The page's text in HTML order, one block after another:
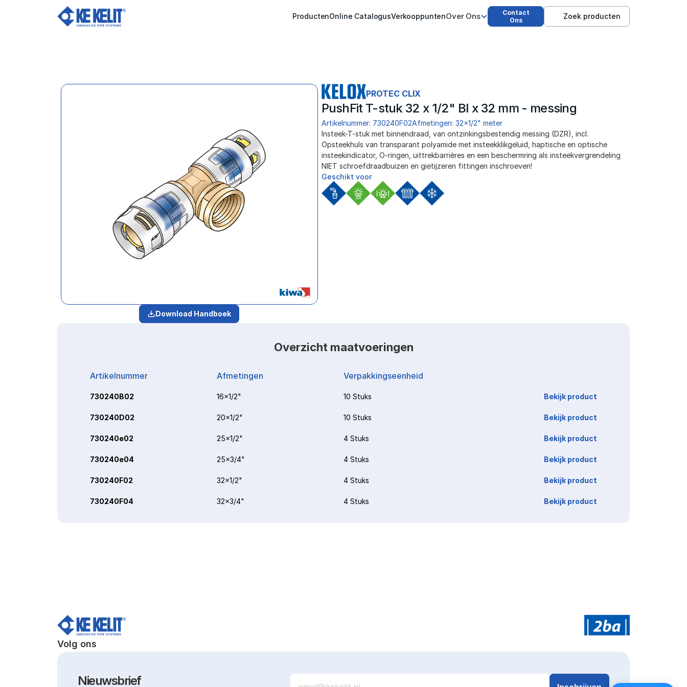
ProductenOnline CatalogusVerkooppuntenOver Ons
Contact
Ons
Zoek producten
Download Handboek
PROTEC CLIX
PushFit T-stuk 32 x 1/2" BI x 32 mm - messing
Artikelnummer: 730240F02Afmetingen: 32x1/2" meter
Insteek-T-stuk met binnendraad, van ontzinkingsbestendig messing (DZR), incl.
Opsteekhuls van transparant polyamide met insteekklikgeluid, haptische en optische
insteekindicator, O-ringen, uittrekbarrières en een beschermring als insteekvergrendeling
NIET schroefdraadbuizen en gietijzeren fittingen inschroeven!
Geschikt voor
Overzicht maatvoeringen
Artikelnummer Afmetingen Verpakkingseenheid
730240B02 16x1/2" 10 Stuks Bekijk product
730240D02 20x1/2" 10 Stuks Bekijk product
730240e02 25x1/2" 4 Stuks Bekijk product
730240e04 25x3/4" 4 Stuks Bekijk product
730240F02 32x1/2" 4 Stuks Bekijk product
730240F04 32x3/4" 4 Stuks Bekijk product
Volg ons
Nieuwsbrief